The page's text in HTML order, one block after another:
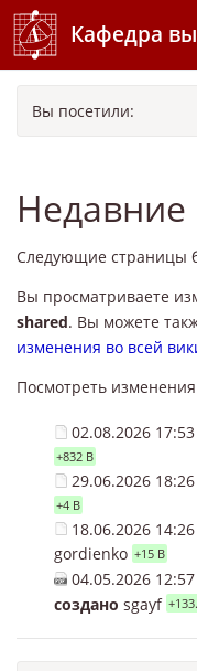
Кафедра
Вы посетили:
Следующие страницы
Вы просматриваете
shared. Вы можете
изменения во всей
Посмотреть изменения
02.08.2026 17:53
+832 B
29.06.2026 18:26
+4 B
18.06.2026 14:26
gordienko +15 B
04.05.2026 12:57
создано sgayf